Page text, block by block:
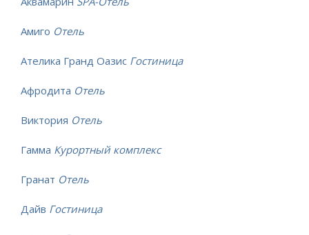
Амиго Отель
Ателика Гранд Оазис Гостиница
Афродита Отель
Виктория Отель
Гамма Курортный комплекс
Гранат Отель
Дайв Гостиница